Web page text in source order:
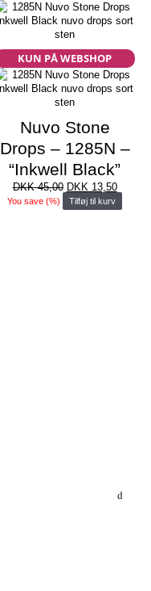
KUN PÅ WEBSHOP
Nuvo Stone
Drops – 1285N –
“Inkwell Black”
DKK45,00 Den
oprindelige
pris
DKK13,50Den
pris
You save (%) Tilføj til kurv